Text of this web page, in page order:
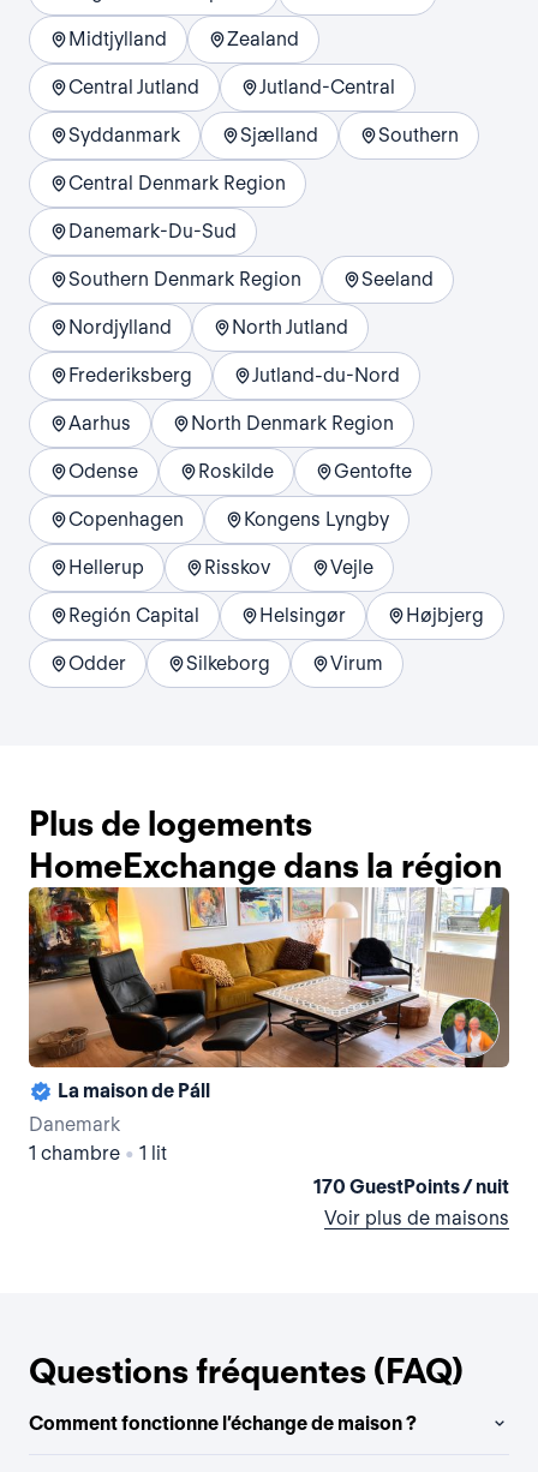
Midtjylland Zealand
Central Jutland Jutland-Central
Syddanmark Sjælland Southern
Central Denmark Region
Danemark-Du-Sud
Southern Denmark Region Seeland
Nordjylland North Jutland
Frederiksberg Jutland-du-Nord
Aarhus North Denmark Region
Odense Roskilde Gentofte
Copenhagen Kongens Lyngby
Hellerup Risskov Vejle
Región Capital Helsingør Højbjerg
Odder Silkeborg Virum
Plus de logements
HomeExchange dans la région
La maison de Páll
Danemark
1 chambre • 1 lit
170 GuestPoints / nuit
Voir plus de maisons
Questions fréquentes (FAQ)
Comment fonctionne l’échange de maison ?